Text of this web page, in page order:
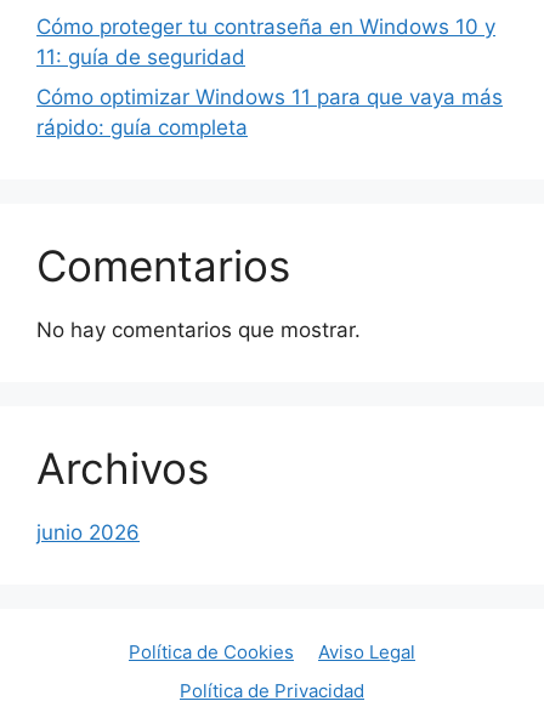
Cómo proteger tu contraseña en Windows 10 y
11: guía de seguridad
Cómo optimizar Windows 11 para que vaya más
rápido: guía completa
Comentarios
No hay comentarios que mostrar.
Archivos
junio 2026
Política de Cookies
Aviso Legal
Política de Privacidad